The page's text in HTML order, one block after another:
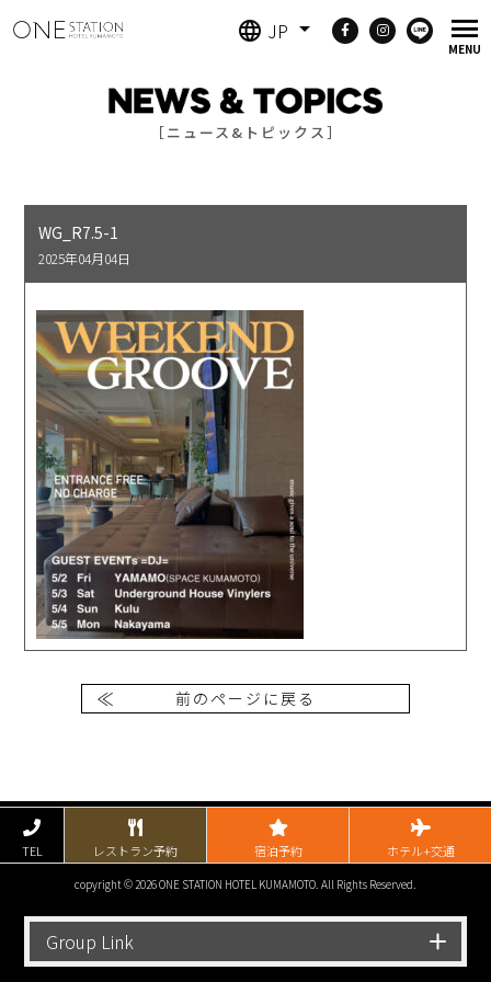
JP
［ニュース&トピックス］
WG_R7.5-1
2025年04月04日
前のページに戻る
TEL レストラン予約 宿泊予約 ホテル+交通
copyright © 2026 ONE STATION HOTEL KUMAMOTO. All Rights Reserved.
Group Link